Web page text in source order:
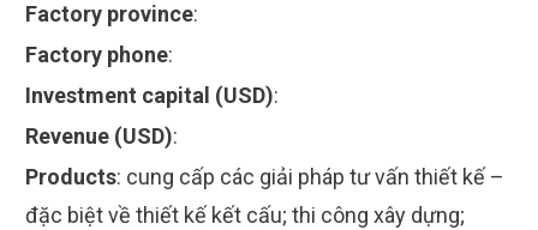
Factory province:
Factory phone:
Investment capital (USD):
Revenue (USD):
Products: cung cấp các giải pháp tư vấn thiết kế –
đặc biệt về thiết kế kết cấu; thi công xây dựng;